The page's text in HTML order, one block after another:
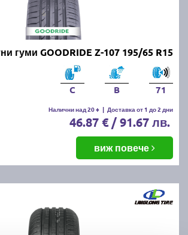
гуми GOODRIDE Z-107 195/65 R15
C B 71
Налични над 20 + | Доставка от 1 до 2 дни
46.87 € / 91.67 лв.
виж повече